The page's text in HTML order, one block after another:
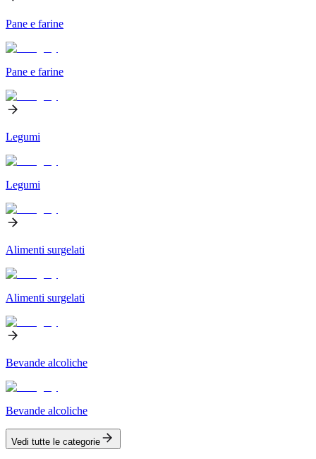
Pane e farine
Pane e farine
Legumi
Legumi
Alimenti surgelati
Alimenti surgelati
Bevande alcoliche
Bevande alcoliche
Vedi tutte le categorie